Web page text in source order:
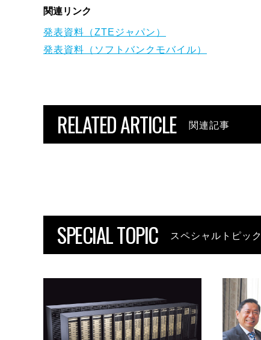
関連リンク
発表資料（ZTEジャパン）
発表資料（ソフトバンクモバイル）
RELATED ARTICLE 関連記事
SPECIAL TOPIC スペシャルトピック